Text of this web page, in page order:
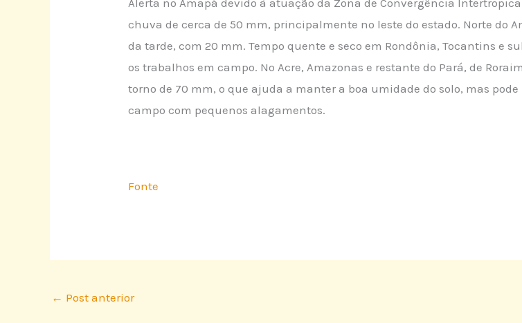
chuva de cerca de 50 mm, principalmente no leste do estado. Norte do
da tarde, com 20 mm. Tempo quente e seco em Rondônia, Tocantins e
os trabalhos em campo. No Acre, Amazonas e restante do Pará, de
torno de 70 mm, o que ajuda a manter a boa umidade do solo, mas
campo com pequenos alagamentos.
Fonte
← Post anterior